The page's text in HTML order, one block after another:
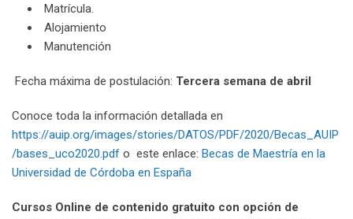
Matrícula.
Alojamiento
Manutención
Fecha máxima de postulación: Tercera semana de abril
Conoce toda la información detallada en
https://auip.org/images/stories/DATOS/PDF/2020/Becas_AUIP
/bases_uco2020.pdf o este enlace: Becas de Maestría en la
Universidad de Córdoba en España
Cursos Online de contenido gratuito con opción de